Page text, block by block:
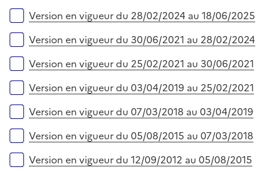
eVersion en vigueur du 28/02/2024 au 18/06/2025
Version en vigueur du 30/06/2021 au 28/02/2024
Version en vigueur du 25/02/2021 au 30/06/2021
Version en vigueur du 03/04/2019 au 25/02/2021
Version en vigueur du 07/03/2018 au 03/04/2019
Version en vigueur du 05/08/2015 au 07/03/2018
Version en vigueur du 12/09/2012 au 05/08/2015